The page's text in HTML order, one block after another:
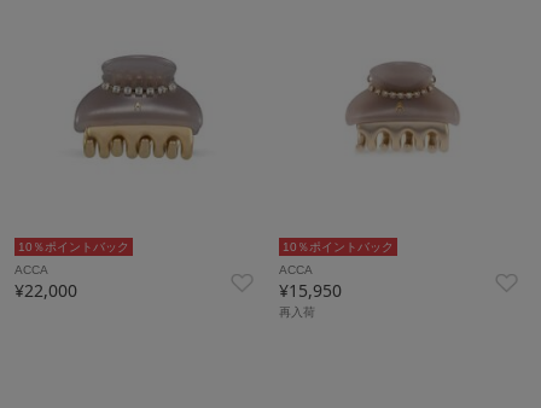
10％ポイントバック
ACCA
¥22,000
10％ポイントバック
ACCA
¥15,950
再入荷